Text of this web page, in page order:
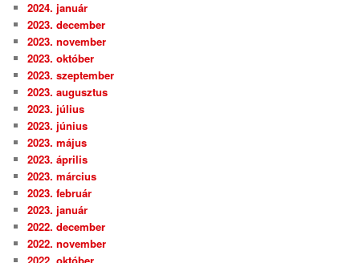
2024. január
2023. december
2023. november
2023. október
2023. szeptember
2023. augusztus
2023. július
2023. június
2023. május
2023. április
2023. március
2023. február
2023. január
2022. december
2022. november